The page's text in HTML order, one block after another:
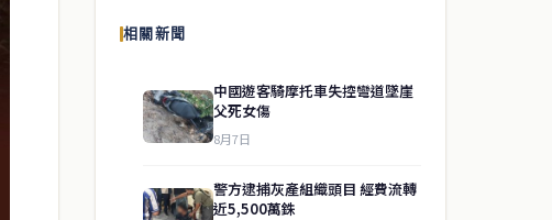
相關新聞
中國遊客騎摩托車失控彎道墜崖
父死女傷
8月7日
警方逮捕灰產組織頭目 經費流轉
近5,500萬銖